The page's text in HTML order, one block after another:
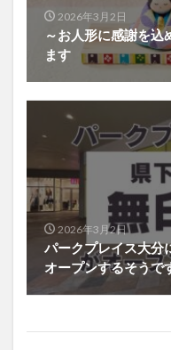
2026年3月2日
～お人形に感謝を込
ます
2026年3月2日
パークプレイス大分
オープンするそうで